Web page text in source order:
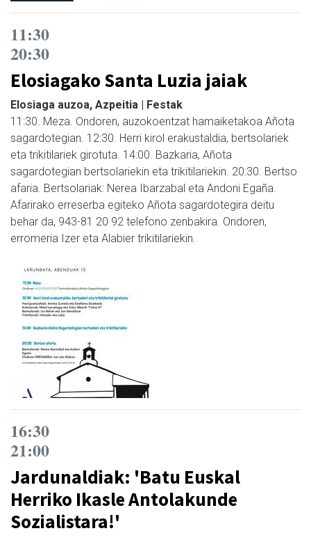
11:30
20:30
Elosiagako Santa Luzia jaiak
Elosiaga auzoa, Azpeitia | Festak
11:30. Meza. Ondoren, auzokoentzat hamaiketakoa Añota
sagardotegian. 12:30. Herri kirol erakustaldia, bertsolariek
eta trikitilariek girotuta. 14:00. Bazkaria, Añota
sagardotegian bertsolariekin eta trikitilariekin. 20:30. Bertso
afaria. Bertsolariak: Nerea Ibarzabal eta Andoni Egaña.
Afarirako erreserba egiteko Añota sagardotegira deitu
behar da, 943-81 20 92 telefono zenbakira. Ondoren,
erromeria Izer eta Alabier trikitilariekin.
16:30
21:00
Jardunaldiak: 'Batu Euskal
Herriko Ikasle Antolakunde
Sozialistara!'